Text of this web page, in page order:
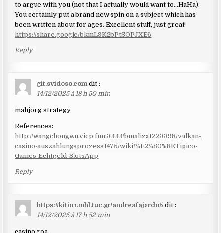
to argue with you (not that I actually would want to…HaHa).
You certainly put a brand new spin on a subject which has
been written about for ages. Excellent stuff, just great!
https://share.google/bkmL9K2bPtSOPJXE6
Reply
git.svidoso.com dit :
14/12/2025 à 18 h 50 min
mahjong strategy
References:
http://wangchongwu.vicp.fun:3333/bmaliza1223398/vulkan-
casino-auszahlungsprozess1475/wiki/%E2%80%8ETipico-
Games-Echtgeld-SlotsApp
Reply
https://kition.mhl.tuc.gr/andreafajardo5 dit :
14/12/2025 à 17 h 52 min
casino goa